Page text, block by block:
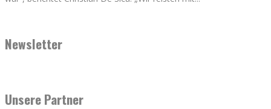
Newsletter
Unsere Partner